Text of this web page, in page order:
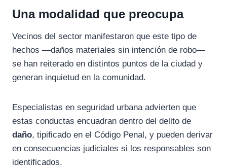
Una modalidad que preocupa
Vecinos del sector manifestaron que este tipo de
hechos —daños materiales sin intención de robo—
se han reiterado en distintos puntos de la ciudad y
generan inquietud en la comunidad.
Especialistas en seguridad urbana advierten que
estas conductas encuadran dentro del delito de
daño, tipificado en el Código Penal, y pueden derivar
en consecuencias judiciales si los responsables son
identificados.